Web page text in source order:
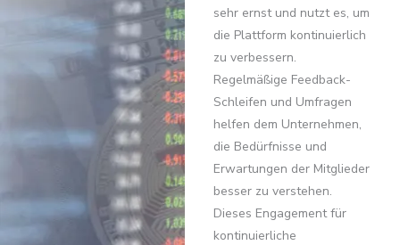
sehr ernst und nutzt es, um
die Plattform kontinuierlich
zu verbessern.
Regelmäßige Feedback-
Schleifen und Umfragen
helfen dem Unternehmen,
die Bedürfnisse und
Erwartungen der Mitglieder
besser zu verstehen.
Dieses Engagement für
kontinuierliche